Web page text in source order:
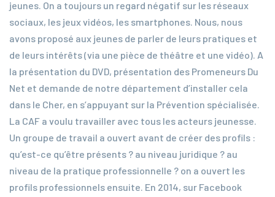
jeunes. On a toujours un regard négatif sur les réseaux
sociaux, les jeux vidéos, les smartphones. Nous, nous
avons proposé aux jeunes de parler de leurs pratiques et
de leurs intérêts (via une pièce de théâtre et une vidéo). A
la présentation du DVD, présentation des Promeneurs Du
Net et demande de notre département d’installer cela
dans le Cher, en s’appuyant sur la Prévention spécialisée.
La CAF a voulu travailler avec tous les acteurs jeunesse.
Un groupe de travail a ouvert avant de créer des profils :
qu’est-ce qu’être présents ? au niveau juridique ? au
niveau de la pratique professionnelle ? on a ouvert les
profils professionnels ensuite. En 2014, sur Facebook